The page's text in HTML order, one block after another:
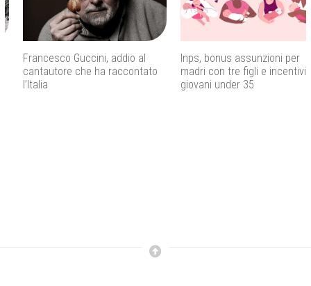
Francesco Guccini, addio al
cantautore che ha raccontato
l’Italia
Inps, bonus assunzioni per
madri con tre figli e incentivi per
giovani under 35